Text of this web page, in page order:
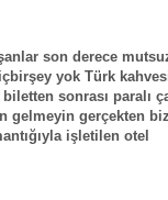
son derece
yok Türk
sonrası paralı
gelmeyin gerçekten
işletilen otel